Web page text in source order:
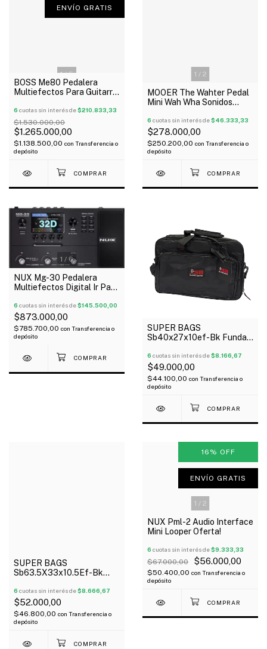
1/5
ENVÍO GRATIS
BOSS Me80 Pedalera
Multiefectos Para Guitarra
6 cuotas sin interés de$210.833,33
$1.530.000,00
$1.265.000,00
$1.138.500,00 con Transferencia o
depósito
1 / 2
MOOER The Wahter Pedal
Mini Wah Wha Sonidos
6 cuotas sin interés de$46.333,33
$278.000,00
$250.200,00 con Transferencia o
depósito
1 / 6
NUX Mg-30 Pedalera
Multiefectos Digital Ir Para
Oferta!
6 cuotas sin interés de$145.500,00
$873.000,00
$785.700,00 con Transferencia o
depósito
SUPER BAGS
Sb40x27x10ef-Bk Funda
Multiefectos Acolchada
10Mm
6 cuotas sin interés de$8.166,67
$49.000,00
$44.100,00 con Transferencia o
depósito
SUPER BAGS
Sb63.5X33x10.5Ef-Bk
Multiefectos Acolchada
10Mm
6 cuotas sin interés de$8.666,67
$52.000,00
$46.800,00 con Transferencia o
depósito
1 / 2
16 % OFF
ENVÍO GRATIS
NUX Pml-2 Audio Interface
Mini Looper Oferta!
6 cuotas sin interés de$9.333,33
$67.000,00 $56.000,00
$50.400,00 con Transferencia o
depósito